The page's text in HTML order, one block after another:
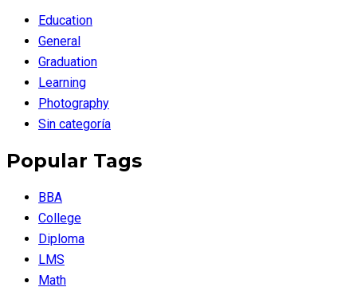
Education
General
Graduation
Learning
Photography
Sin categoría
Popular Tags
BBA
College
Diploma
LMS
Math